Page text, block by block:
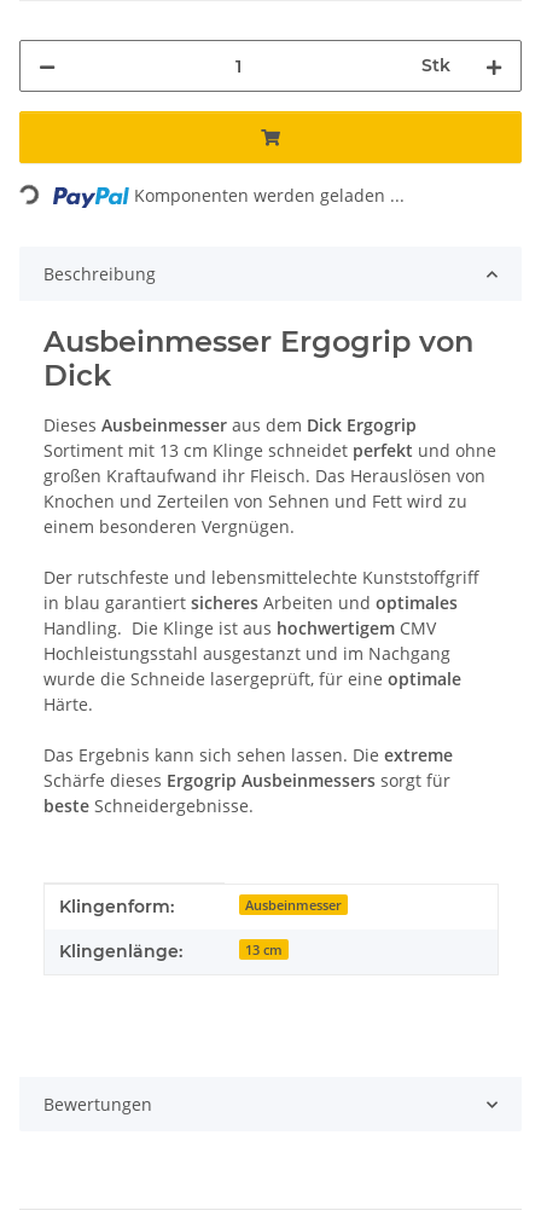
Stk
Loading... Komponenten werden geladen ...
Beschreibung
Ausbeinmesser Ergogrip von
Dick
Dieses Ausbeinmesser aus dem Dick Ergogrip
Sortiment mit 13 cm Klinge schneidet perfekt und ohne
großen Kraftaufwand ihr Fleisch. Das Herauslösen von
Knochen und Zerteilen von Sehnen und Fett wird zu
einem besonderen Vergnügen.
Der rutschfeste und lebensmittelechte Kunststoffgriff
in blau garantiert sicheres Arbeiten und optimales
Handling. Die Klinge ist aus hochwertigem CMV
Hochleistungsstahl ausgestanzt und im Nachgang
wurde die Schneide lasergeprüft, für eine optimale
Härte.
Das Ergebnis kann sich sehen lassen. Die extreme
Schärfe dieses Ergogrip Ausbeinmessers sorgt für
beste Schneidergebnisse.
Produkteigenschaft
Wert
Klingenform: Ausbeinmesser
Klingenlänge: 13 cm
Bewertungen